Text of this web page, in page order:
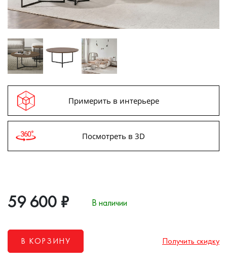
Примерить в интерьере
Посмотреть в 3D
59 600 ₽ В наличии
В КОРЗИНУ Получить скидку